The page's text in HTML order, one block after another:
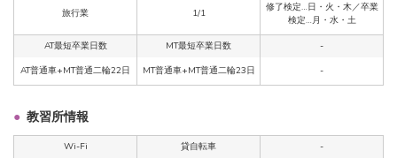
旅行業 1/1
修了検定…日・火・木／卒業
検定…月・水・土
AT最短卒業日数 MT最短卒業日数
-
AT普通車+MT普通二輪22日
MT普通車+MT普通二輪23日 -
教習所情報
Wi-Fi 貸自転車 -